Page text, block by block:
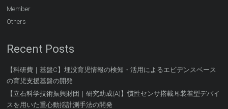
Member
Others
Recent Posts
【科研費｜基盤C】埋没育児情報の検知・活用によるエビデンスベース
の育児支援基盤の開発
【立石科学技術振興財団｜研究助成(A)】慣性センサ搭載耳装着型デバイ
スを用いた重心動揺計測手法の開発